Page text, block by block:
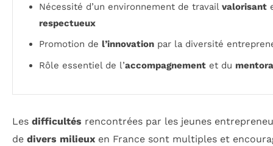
Nécessité d’un environnement de travail valorisant
respectueux
Promotion de l’innovation par la diversité
Rôle essentiel de l’accompagnement et du
Les difficultés rencontrées par les jeunes
de divers milieux en France sont multiples et